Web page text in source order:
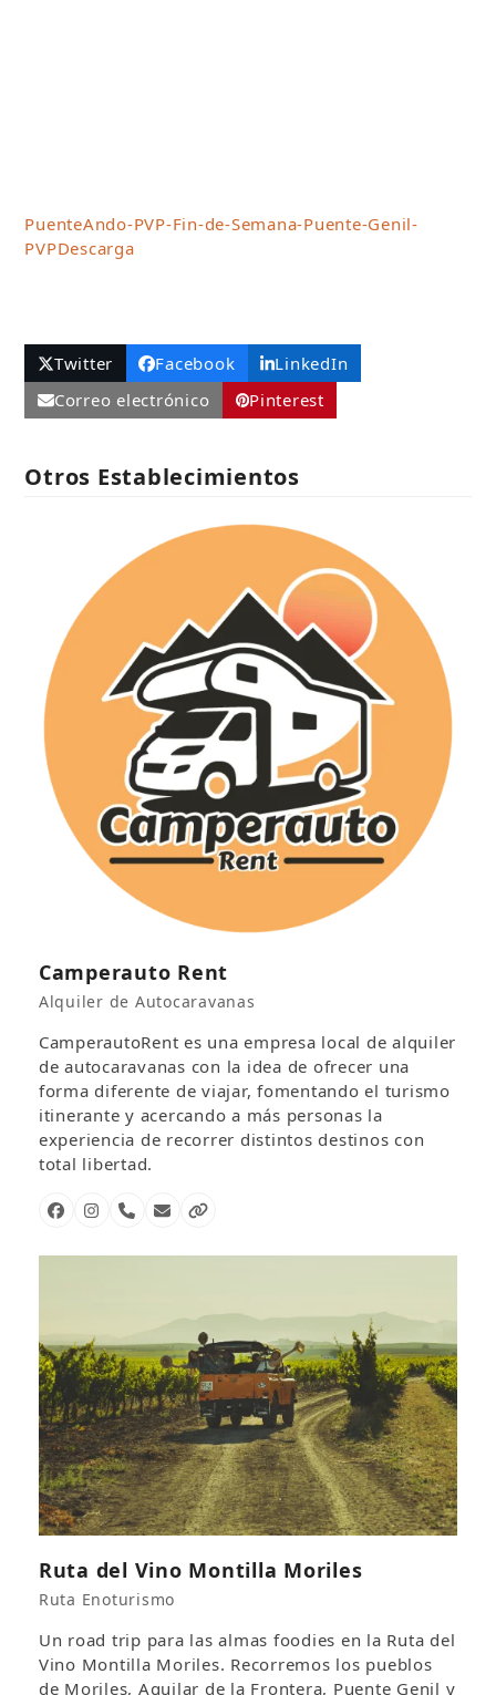
PuenteAndo-PVP-Fin-de-Semana-Puente-Genil-
PVPDescarga
Twitter Facebook
LinkedIn
Correo electrónico
Pinterest
Otros Establecimientos
Camperauto Rent
Alquiler de Autocaravanas
CamperautoRent es una empresa local de alquiler
de autocaravanas con la idea de ofrecer una
forma diferente de viajar, fomentando el turismo
itinerante y acercando a más personas la
experiencia de recorrer distintos destinos con
total libertad.
FacebookInstagram
Número
CorreoPágina
Ruta del Vino Montilla Moriles
Ruta Enoturismo
Un road trip para las almas foodies en la Ruta del
Vino Montilla Moriles. Recorremos los pueblos
de Moriles, Aguilar de la Frontera, Puente Genil y